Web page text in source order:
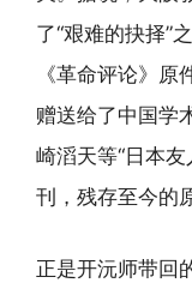
了“艰难的抉择”
《革命评论》
赠送给了中国学
崎滔天等“日本
刊，残存至今的
正是开沅师带回